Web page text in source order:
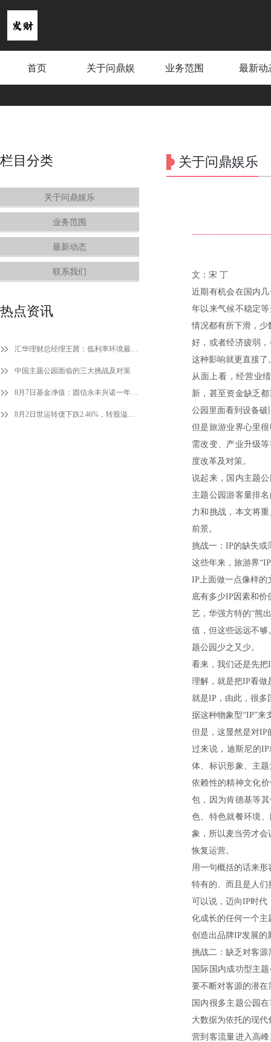
首页 关于问鼎娱 业务范围 最新动
栏目分类
关于问鼎娱乐
业务范围
最新动态
联系我们
热点资讯
汇华理财总经理王茜：低利率环境最重要的方法论是大类资产配置
中国主题公园面临的三大挑战及对策
8月7日基金净值：圆信永丰兴诺一年持有期混合最新净值0.7664，跌0.01%
8月2日世运转债下跌2.46%，转股溢价率11.08%
关于问鼎娱乐
文：宋 丁
近期有机会在国内
年以来气候不稳定
情况都有所下滑，少
好，或者经济疲弱
这种影响就更直接了
从面上看，经营业
新，甚至资金缺乏
公园里面看到设备
但是旅游业界心里
需改变、产业升级
度改革及对策。
说起来，国内主题
主题公园游客量排
力和挑战，本文将
前景。
挑战一：IP的缺失或
这些年来，旅游界
IP上面做一点像样的
底有多少IP因素和价
艺，华强方特的“熊
值，但这些远远不
题公园少之又少。
看来，我们还是先
理解，就是把IP看做
就是IP，由此，很多
据这种物象型“IP”来
但是，这显然是对IP
过来说，迪斯尼的
体、标识形象、主
依赖性的精神文化
包，因为肯德基等
色、特色就餐环境
象，所以麦当劳才
恢复运营。
用一句概括的话来
特有的、而且是人
可以说，迈向IP时代
化成长的任何一个
创造出品牌IP发展的
挑战二：缺乏对客
国际国内成功型主
要不断对客源的潜
国内很多主题公园
大数据为依托的现
营到客流量进入高